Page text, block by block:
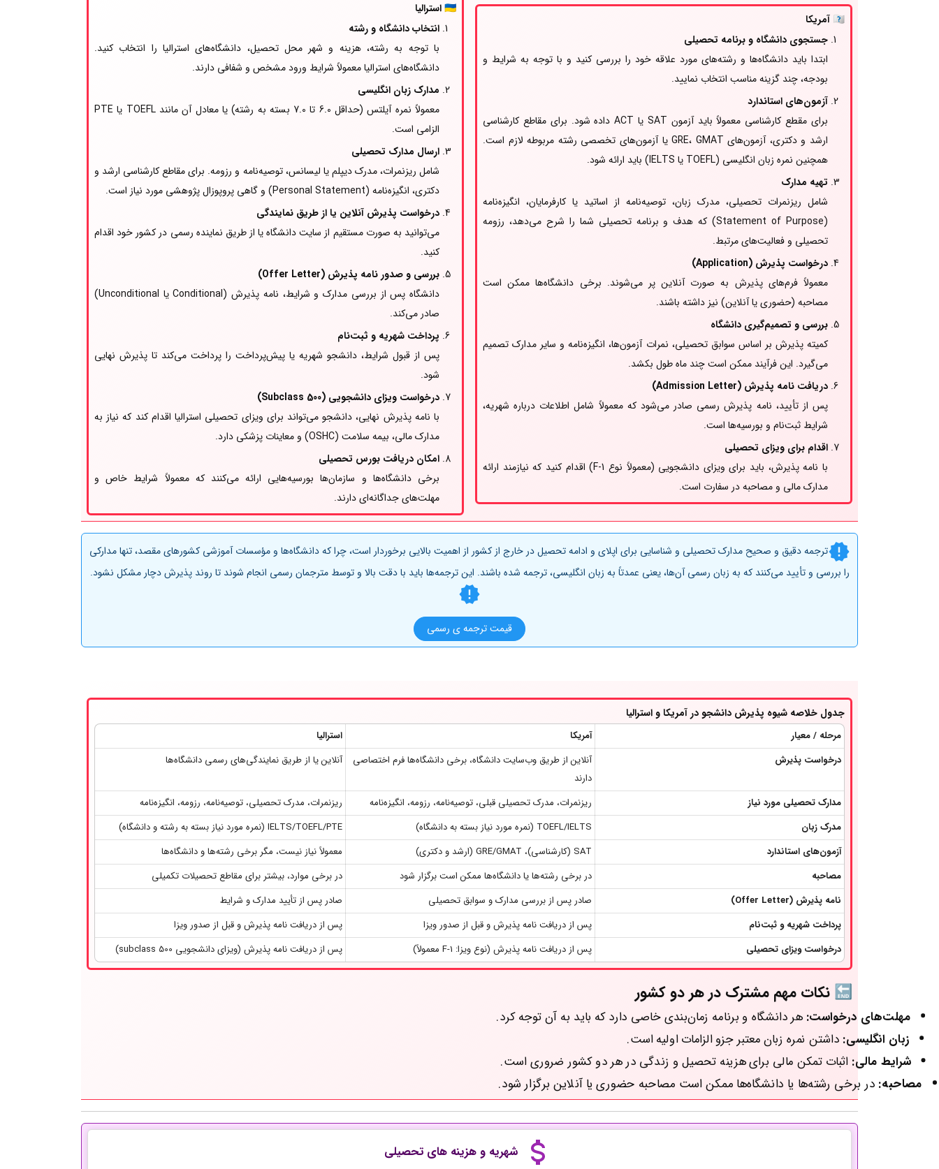
🇺🇸 آمریکا
جستجوی دانشگاه و برنامه تحصیلی
ابتدا باید دانشگاه‌ها و رشته‌های مورد علاقه خود را بررسی کنید و با توجه به شرایط و
بودجه، چند گزینه مناسب انتخاب نمایید.
آزمون‌های استاندارد
برای مقطع کارشناسی معمولاً باید آزمون SAT یا ACT داده شود. برای مقاطع کارشناسی
ارشد و دکتری، آزمون‌های GRE، GMAT یا آزمون‌های تخصصی رشته مربوطه لازم است.
همچنین نمره زبان انگلیسی (TOEFL یا IELTS) باید ارائه شود.
تهیه مدارک
شامل ریزنمرات تحصیلی، مدرک زبان، توصیه‌نامه از اساتید یا کارفرمایان، انگیزه‌نامه
(Statement of Purpose) که هدف و برنامه تحصیلی شما را شرح می‌دهد، رزومه
تحصیلی و فعالیت‌های مرتبط.
درخواست پذیرش (Application)
معمولاً فرم‌های پذیرش به صورت آنلاین پر می‌شوند. برخی دانشگاه‌ها ممکن است
مصاحبه (حضوری یا آنلاین) نیز داشته باشند.
بررسی و تصمیم‌گیری دانشگاه
کمیته پذیرش بر اساس سوابق تحصیلی، نمرات آزمون‌ها، انگیزه‌نامه و سایر مدارک تصمیم
می‌گیرد. این فرآیند ممکن است چند ماه طول بکشد.
دریافت نامه پذیرش (Admission Letter)
پس از تأیید، نامه پذیرش رسمی صادر می‌شود که معمولاً شامل اطلاعات درباره شهریه،
شرایط ثبت‌نام و بورسیه‌ها است.
اقدام برای ویزای تحصیلی
با نامه پذیرش، باید برای ویزای دانشجویی (معمولاً نوع F-1) اقدام کنید که نیازمند ارائه
مدارک مالی و مصاحبه در سفارت است.
🇦🇺استرالیا
انتخاب دانشگاه و رشته
با توجه به رشته، هزینه و شهر محل تحصیل، دانشگاه‌های استرالیا را انتخاب کنید.
دانشگاه‌های استرالیا معمولاً شرایط ورود مشخص و شفافی دارند.
مدارک زبان انگلیسی
معمولاً نمره آیلتس (حداقل 6.0 تا 7.0 بسته به رشته) یا معادل آن مانند TOEFL یا PTE
الزامی است.
ارسال مدارک تحصیلی
شامل ریزنمرات، مدرک دیپلم یا لیسانس، توصیه‌نامه و رزومه. برای مقاطع کارشناسی ارشد و
دکتری، انگیزه‌نامه (Personal Statement) و گاهی پروپوزال پژوهشی مورد نیاز است.
درخواست پذیرش آنلاین یا از طریق نمایندگی
می‌توانید به صورت مستقیم از سایت دانشگاه یا از طریق نماینده رسمی در کشور خود اقدام
کنید.
بررسی و صدور نامه پذیرش (Offer Letter)
دانشگاه پس از بررسی مدارک و شرایط، نامه پذیرش (Conditional یا Unconditional)
صادر می‌کند.
پرداخت شهریه و ثبت‌نام
پس از قبول شرایط، دانشجو شهریه یا پیش‌پرداخت را پرداخت می‌کند تا پذیرش نهایی
شود.
درخواست ویزای دانشجویی (Subclass 500)
با نامه پذیرش نهایی، دانشجو می‌تواند برای ویزای تحصیلی استرالیا اقدام کند که نیاز به
مدارک مالی، بیمه سلامت (OSHC) و معاینات پزشکی دارد.
امکان دریافت بورس تحصیلی
برخی دانشگاه‌ها و سازمان‌ها بورسیه‌هایی ارائه می‌کنند که معمولاً شرایط خاص و
مهلت‌های جداگانه‌ای دارند.
ترجمه دقیق و صحیح مدارک تحصیلی و شناسایی برای اپلای و ادامه تحصیل در خارج از کشور از اهمیت بالایی برخوردار است، چرا که دانشگاه‌ها و مؤسسات آموزشی کشورهای مقصد، تنها مدارکی
را بررسی و تأیید می‌کنند که به زبان رسمی آن‌ها، یعنی عمدتاً به زبان انگلیسی، ترجمه شده باشند. این ترجمه‌ها باید با دقت بالا و توسط مترجمان رسمی انجام شوند تا روند پذیرش دچار مشکل نشود.
قیمت ترجمه ی رسمی
جدول خلاصه شیوه پذیرش دانشجو در آمریکا و استرالیا
مرحله / معیار آمریکا
استرالیا
درخواست پذیرش
آنلاین از طریق وب‌سایت دانشگاه، برخی دانشگاه‌ها فرم اختصاصی
دارند
آنلاین یا از طریق نمایندگی‌های رسمی دانشگاه‌ها
مدارک تحصیلی مورد نیاز ریزنمرات، مدرک تحصیلی قبلی، توصیه‌نامه، رزومه، انگیزه‌نامه
ریزنمرات، مدرک تحصیلی، توصیه‌نامه، رزومه، انگیزه‌نامه
مدرک زبان
TOEFL/IELTS (نمره مورد نیاز بسته به دانشگاه)
IELTS/TOEFL/PTE (نمره مورد نیاز بسته به رشته و دانشگاه)
آزمون‌های استاندارد
SAT (کارشناسی)، GRE/GMAT (ارشد و دکتری)
معمولاً نیاز نیست، مگر برخی رشته‌ها و دانشگاه‌ها
مصاحبه
در برخی رشته‌ها یا دانشگاه‌ها ممکن است برگزار شود
در برخی موارد، بیشتر برای مقاطع تحصیلات تکمیلی
نامه پذیرش (Offer Letter)
صادر پس از بررسی مدارک و سوابق تحصیلی
صادر پس از تأیید مدارک و شرایط
پرداخت شهریه و ثبت‌نام
پس از دریافت نامه پذیرش و قبل از صدور ویزا
پس از دریافت نامه پذیرش و قبل از صدور ویزا
درخواست ویزای تحصیلی
پس از دریافت نامه پذیرش (نوع ویزا: F-1 معمولاً) پس از دریافت نامه پذیرش (ویزای دانشجویی subclass 500)
🔚 نکات مهم مشترک در هر دو کشور
مهلت‌های درخواست: هر دانشگاه و برنامه زمان‌بندی خاصی دارد که باید به آن توجه کرد.
زبان انگلیسی:داشتن نمره زبان معتبر جزو الزامات اولیه است.
شرایط مالی:اثبات تمکن مالی برای هزینه تحصیل و زندگی در هر دو کشور ضروری است.
مصاحبه:در برخی رشته‌ها یا دانشگاه‌ها ممکن است مصاحبه حضوری یا آنلاین برگزار شود.
شهریه و هزینه های تحصیلی